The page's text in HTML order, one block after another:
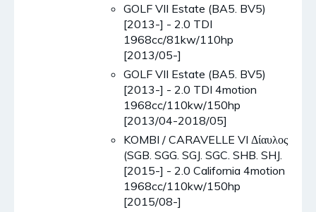
GOLF VII Estate (BA5. BV5)
[2013-] - 2.0 TDI
1968cc/81kw/110hp
[2013/05-]
GOLF VII Estate (BA5. BV5)
[2013-] - 2.0 TDI 4motion
1968cc/110kw/150hp
[2013/04-2018/05]
KOMBI / CARAVELLE VI Δίαυλος
(SGB. SGG. SGJ. SGC. SHB. SHJ.
[2015-] - 2.0 California 4motion
1968cc/110kw/150hp
[2015/08-]